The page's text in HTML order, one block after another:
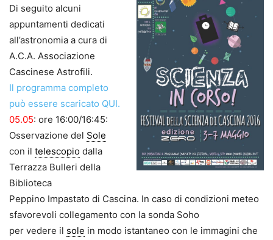
Di seguito alcuni
appuntamenti dedicati
all’astronomia a cura di
A.C.A. Associazione
Cascinese Astrofili.
Il programma completo
può essere scaricato QUI.
05.05: ore 16:00/16:45:
Osservazione del Sole
con il telescopio dalla
Terrazza Bulleri della
Biblioteca
Peppino Impastato di Cascina. In caso di condizioni meteo
sfavorevoli collegamento con la sonda Soho
per vedere il sole in modo istantaneo con le immagini che